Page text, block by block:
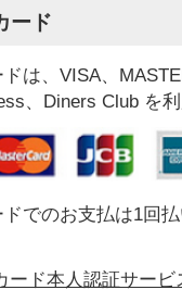
ード
は、VISA、
、Diners Club を利
でのお支払は1回
ード本人認証サービ